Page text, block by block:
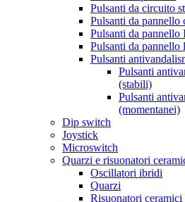
Pulsanti da circuito
Pulsanti da pannello
Pulsanti da pannello
Pulsanti da pannello
Pulsanti
Pulsanti
(stabili)
Pulsanti
(momentanei)
Dip switch
Joystick
Microswitch
Quarzi e risuonatori
Oscillatori ibridi
Quarzi
Risuonatori ceramici